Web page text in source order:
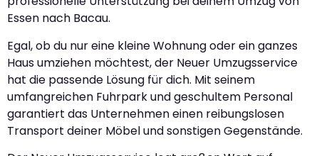
Essen nach Bacau.
Egal, ob du nur eine kleine Wohnung oder ein ganzes
Haus umziehen möchtest, der Neuer Umzugsservice
hat die passende Lösung für dich. Mit seinem
umfangreichen Fuhrpark und geschultem Personal
garantiert das Unternehmen einen reibungslosen
Transport deiner Möbel und sonstigen Gegenstände.